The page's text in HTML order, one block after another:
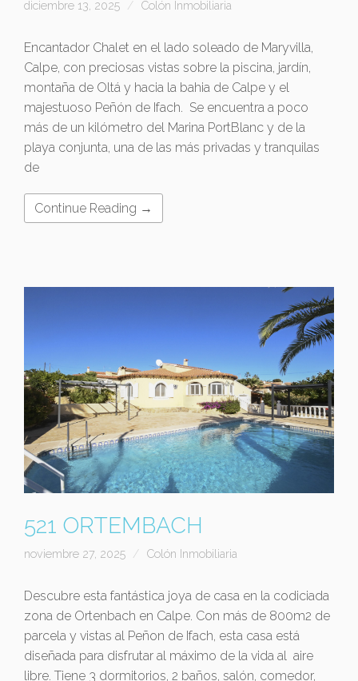
diciembre 13, 2025 Colón Inmobiliaria
Encantador Chalet en el lado soleado de Maryvilla,
Calpe, con preciosas vistas sobre la piscina, jardín,
montaña de Oltá y hacia la bahia de Calpe y el
majestuoso Peñón de Ifach. Se encuentra a poco
más de un kilómetro del Marina PortBlanc y de la
playa conjunta, una de las más privadas y tranquilas
de
Continue Reading →
521 ORTEMBACH
noviembre 27, 2025 Colón Inmobiliaria
Descubre esta fantástica joya de casa en la codiciada
zona de Ortenbach en Calpe. Con más de 800m2 de
parcela y vistas al Peñon de Ifach, esta casa está
diseñada para disfrutar al máximo de la vida al aire
libre. Tiene 3 dormitorios, 2 baños, salón, comedor,